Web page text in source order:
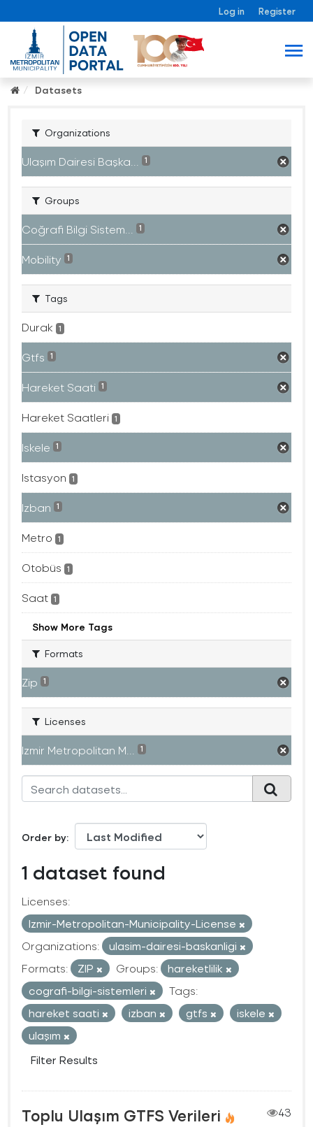
Log in Register
Datasets
Organizations
Ulaşım Dairesi Başka... 1
Groups
Coğrafi Bilgi Sistem... 1
Mobility 1
Tags
Durak 1
Gtfs 1
Hareket Saati 1
Hareket Saatleri 1
Iskele 1
Istasyon 1
Izban 1
Metro 1
Otobüs 1
Saat 1
Show More Tags
Formats
Zip 1
Licenses
Izmir Metropolitan M... 1
Order by
1 dataset found
Licenses:
Izmir-Metropolitan-Municipality-License
Organizations:
ulasim-dairesi-baskanligi
Formats:
ZIP Groups:
hareketlilik
cografi-bilgi-sistemleri
Tags:
hareket saati
izban gtfs
iskele
ulaşım
Filter Results
Toplu Ulaşım GTFS Verileri
43